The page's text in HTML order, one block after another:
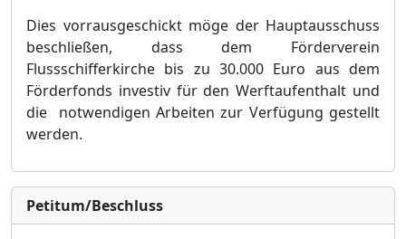
Dies vorrausgeschickt möge der Hauptausschuss
beschließen, dass dem Förderverein
Flussschifferkirche bis zu 30.000 Euro aus dem
Förderfonds investiv für den Werftaufenthalt und
die notwendigen Arbeiten zur Verfügung gestellt
werden.
Petitum/Beschluss